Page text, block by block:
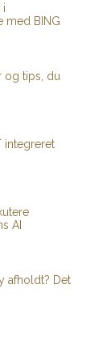
i
med BING
og tips, du
integreret
AI
afholdt? Det